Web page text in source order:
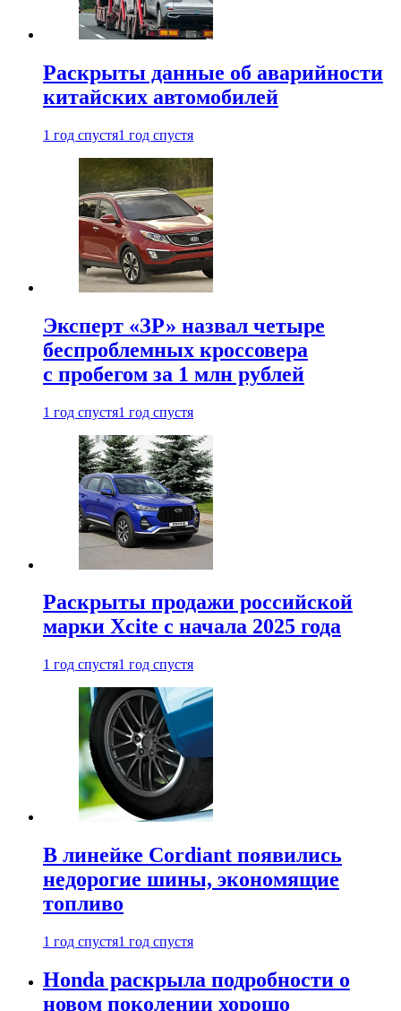
Раскрыты данные об аварийности
китайских автомобилей
1 год спустя1 год спустя
Эксперт «ЗР» назвал четыре
беспроблемных кроссовера
с пробегом за 1 млн рублей
1 год спустя1 год спустя
Раскрыты продажи российской
марки Xcite с начала 2025 года
1 год спустя1 год спустя
В линейке Cordiant появились
недорогие шины, экономящие
топливо
1 год спустя1 год спустя
Honda раскрыла подробности о
новом поколении хорошо